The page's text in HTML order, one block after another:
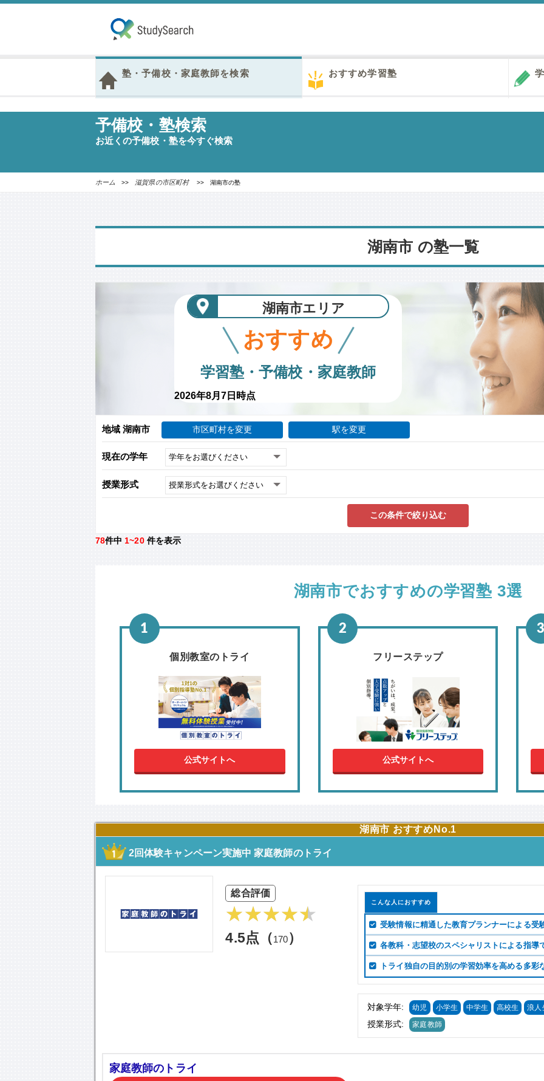
塾・予備校・家庭教師を検索 おすすめ学習塾
予備校・塾検索
お近くの予備校・塾を今すぐ検索
ホーム >> 滋賀県の市区町村>> 湖南市の塾
湖南市 の塾一覧
湖南市エリア
おすすめ
学習塾・予備校・家庭教師
2026年8月7日時点
地域 湖南市 市区町村を変更 駅を変更
現在の学年
授業形式
この条件で絞り込む
78件中 1~20 件を表示
湖南市でおすすめの学習塾 3選
個別教室のトライ
公式サイトへ
フリーステップ
公式サイトへ
湖南市 おすすめNo.1
2回体験キャンペーン実施中 家庭教師のトライ
総合評価
4.5点（170）
こんな人におすすめ
受験情報に精通した教育プランナーによる受
各教科・志望校のスペシャリストによる指導
トライ独自の目的別の学習効率を高める多彩
対象学年: 幼児 小学生 中学生 高校生 浪人
授業形式: 家庭教師
家庭教師のトライ